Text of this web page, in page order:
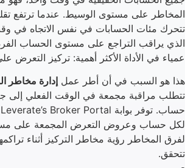
المخاطر على مستوى الوسيط. عندما ترتفع
تتحرك مئات الحسابات في نفس الاتجاه في
الذي يراقب التراجع على مستوى الحساب
عمياء في الأداة الأكثر أهمية: تركيز
هذا هو السبب في أن أطر عمل إدارة مخاطر
تتطلب مراقبة مجمعة في الوقت الفعلي إلى
لكل حساب وعروض التعرض المجمعة على
لفرق المخاطر رؤية مخاطر التركيز أثناء
تتحقق.